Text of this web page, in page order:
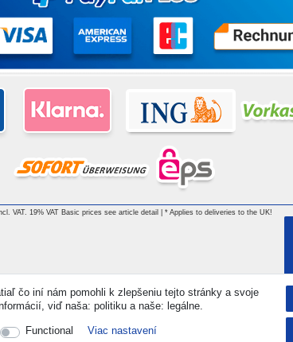
VAT. 19% VAT Basic prices see article detail | * Applies to deliveries to the UK!
čo iní nám pomohli k zlepšeniu tejto stránky a svoje
viď naša: politiku a naše: legálne.
Functional Viac nastavení